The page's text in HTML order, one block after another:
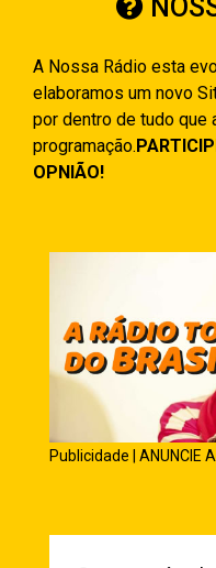
A Nossa Rádio esta
elaboramos um novo
por dentro de tudo que
programação.
OPNIÃO!
Publicidade | ANUNCIE